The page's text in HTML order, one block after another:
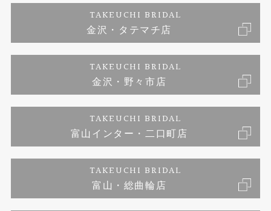
婚約ネックレス
ダイヤモンド
ジュエリーリフォーム
プロポーズサポート
ブランドリスト
福井指輪工房｜手作りペアリング
福井指輪工房｜手作り結婚指輪 and 婚約指輪
福井工房｜手作り婚約指輪プロポーズプラン
お客様の声
プライバシーポリシー
TAKEUCHI BRIDAL
金沢・タテマチ店
TAKEUCHI BRIDAL
金沢・野々市店
TAKEUCHI BRIDAL
富山インター・二口町店
TAKEUCHI BRIDAL
富山・総曲輪店